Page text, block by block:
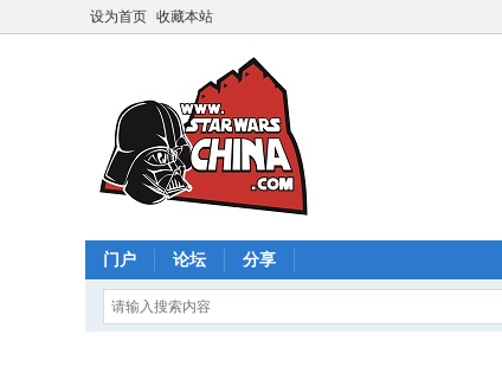
设为首页 收藏本站
门户 论坛 分享